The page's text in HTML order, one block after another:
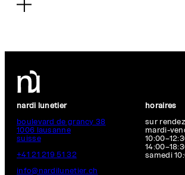
nardi lunetier
boulevard de grancy 38
1006 lausanne
suisse
+41 21 219 51 32
info@nardilunetier.ch
horaires
sur
mardi-
samedi